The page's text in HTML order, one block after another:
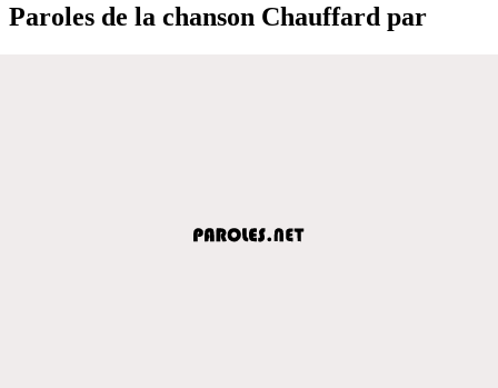
Paroles de la chanson Chauffard par